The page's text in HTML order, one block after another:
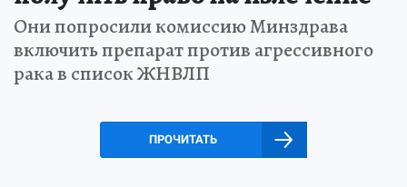
Они попросили комиссию Минздрава
включить препарат против агрессивного
рака в список ЖНВЛП
ПРОЧИТАТЬ